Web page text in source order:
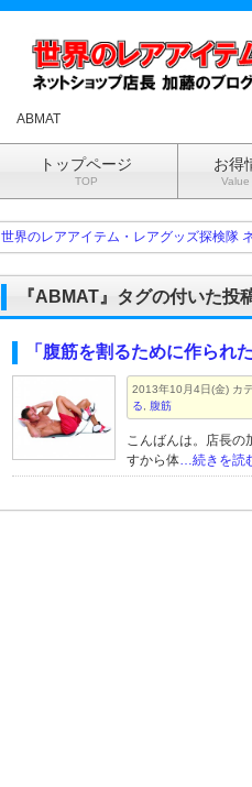
ABMAT
トップページ
TOP
お得
世界のレアアイテム・レアグッズ探検隊
『ABMAT』タグの付いた投
「腹筋を割るために作られ
2013年10月4日(金) カ
る, 腹筋
こんばんは。店長の
すから体…続きを読